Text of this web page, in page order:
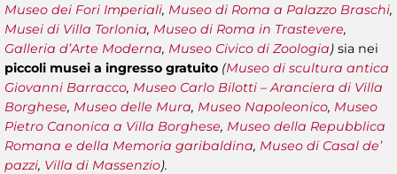
Museo dei Fori Imperiali, Museo di Roma a Palazzo Braschi,
Musei di Villa Torlonia, Museo di Roma in Trastevere,
Galleria d’Arte Moderna, Museo Civico di Zoologia) sia nei
piccoli musei a ingresso gratuito (Museo di scultura antica
Giovanni Barracco, Museo Carlo Bilotti – Aranciera di Villa
Borghese, Museo delle Mura, Museo Napoleonico, Museo
Pietro Canonica a Villa Borghese, Museo della Repubblica
Romana e della Memoria garibaldina, Museo di Casal de’
pazzi, Villa di Massenzio).